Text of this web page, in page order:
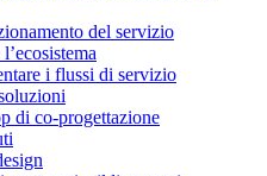
del servizio
i flussi di servizio
di co-progettazione